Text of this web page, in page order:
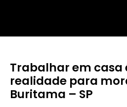
Trabalhar em casa
realidade para
Buritama – SP